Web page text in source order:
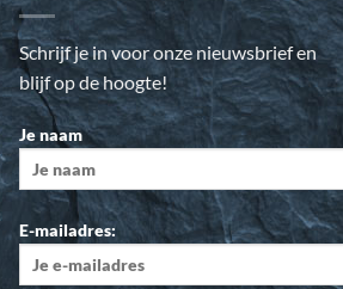
Schrijf je in voor onze nieuwsbrief en
blijf op de hoogte!
Je naam
E-mailadres: